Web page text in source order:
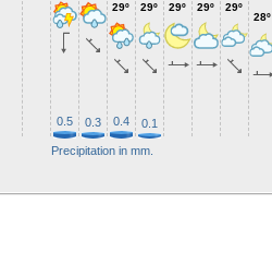
Precipitation in mm.
0.5 0.3
29º
0.4
29º
0.1
29º 29º 29º
28º